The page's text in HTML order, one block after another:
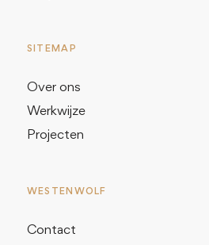
SITEMAP
Over ons
Werkwijze
Projecten
WESTENWOLF
Contact